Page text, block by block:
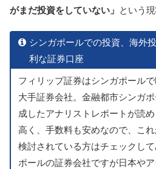
がまだ投資をしていない」 という
シンガポールでの投資、海外
利な証券口座
フィリップ証券はシンガポール
大手証券会社。金融都市シンガ
成したアナリストレポートが読
高く、手数料も安めなので、こ
検討されている方はチェックし
ポールの証券会社ですが日本や